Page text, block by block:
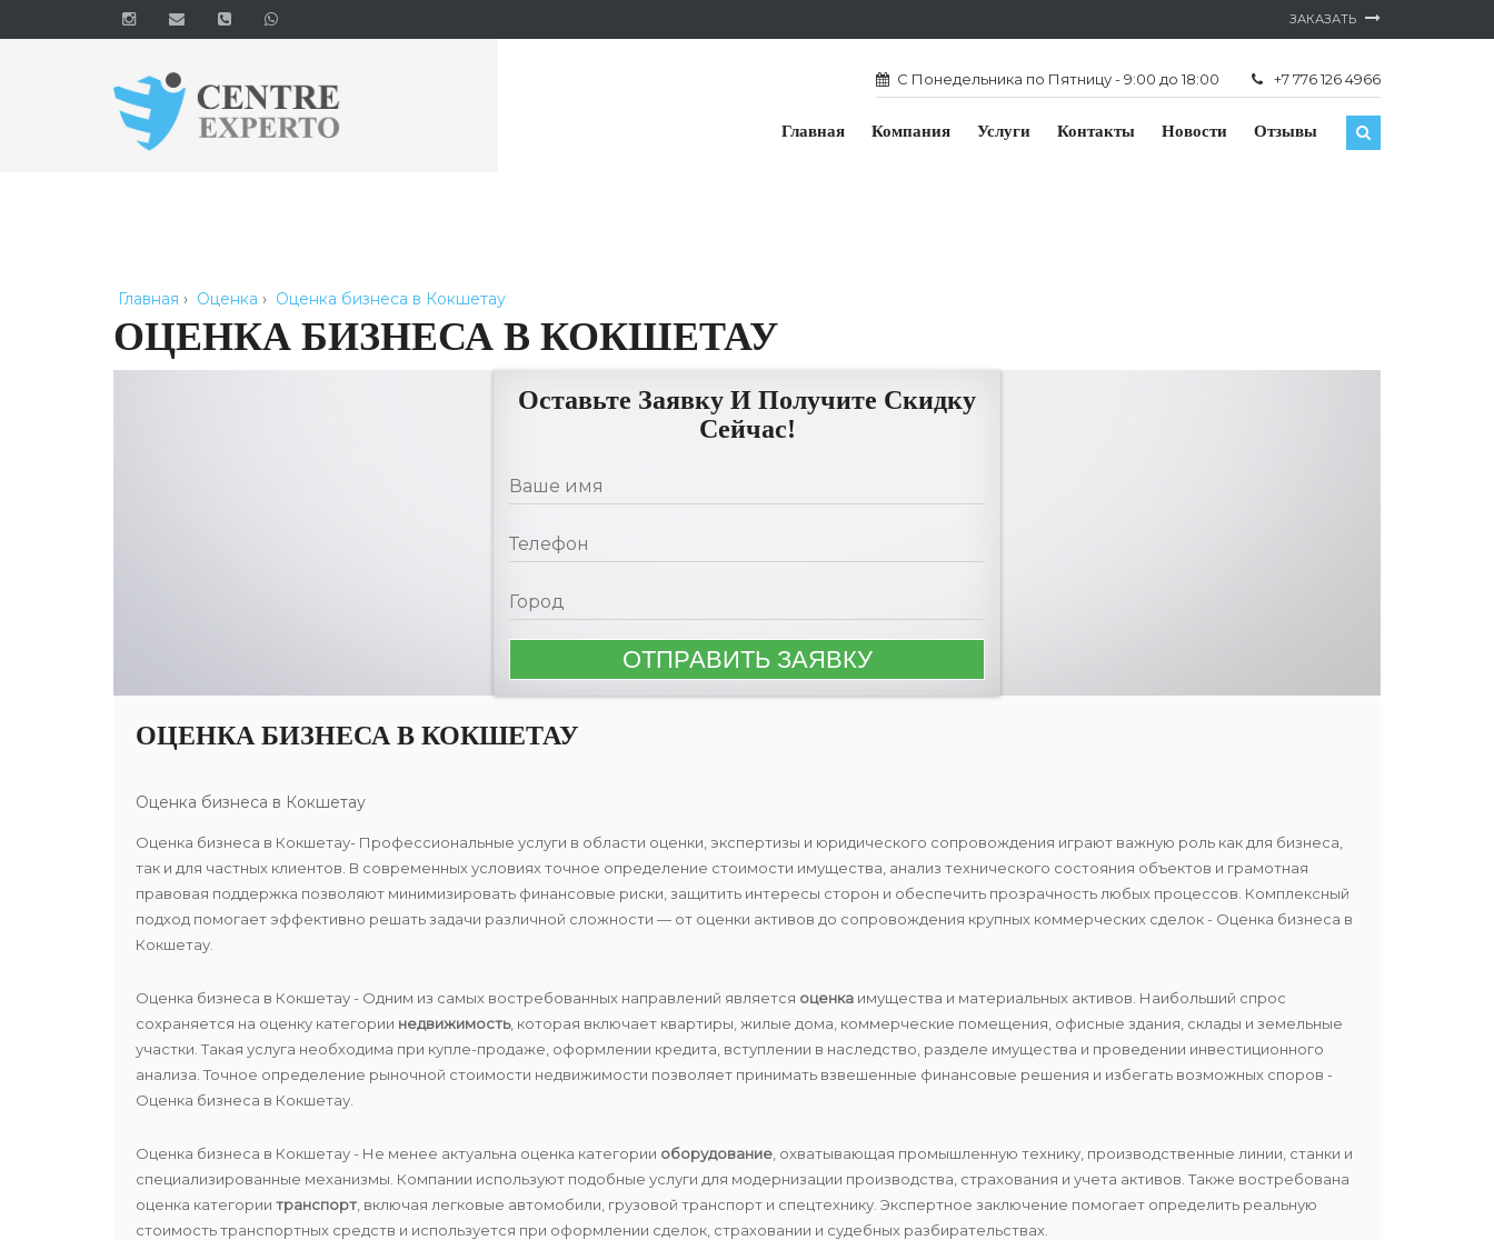
ЗАКАЗАТЬ
С Понедельника по Пятницу - 9:00 до 18:00 +7 776 126 4966
Главная Компания Услуги Контакты Новости Отзывы
Главная › Оценка › Оценка бизнеса в Кокшетау
ОЦЕНКА БИЗНЕСА В КОКШЕТАУ
Оставьте Заявку И Получите Скидку
Сейчас!
ОЦЕНКА БИЗНЕСА В КОКШЕТАУ
Оценка бизнеса в Кокшетау
Оценка бизнеса в Кокшетау- Профессиональные услуги в области оценки, экспертизы и юридического сопровождения играют важную роль как для бизнеса,
так и для частных клиентов. В современных условиях точное определение стоимости имущества, анализ технического состояния объектов и грамотная
правовая поддержка позволяют минимизировать финансовые риски, защитить интересы сторон и обеспечить прозрачность любых процессов. Комплексный
подход помогает эффективно решать задачи различной сложности — от оценки активов до сопровождения крупных коммерческих сделок - Оценка бизнеса в
Кокшетау.
Оценка бизнеса в Кокшетау - Одним из самых востребованных направлений является оценка имущества и материальных активов. Наибольший спрос
сохраняется на оценку категории недвижимость, которая включает квартиры, жилые дома, коммерческие помещения, офисные здания, склады и земельные
участки. Такая услуга необходима при купле-продаже, оформлении кредита, вступлении в наследство, разделе имущества и проведении инвестиционного
анализа. Точное определение рыночной стоимости недвижимости позволяет принимать взвешенные финансовые решения и избегать возможных споров -
Оценка бизнеса в Кокшетау.
Оценка бизнеса в Кокшетау - Не менее актуальна оценка категории оборудование , охватывающая промышленную технику, производственные линии, станки и
специализированные механизмы. Компании используют подобные услуги для модернизации производства, страхования и учета активов. Также востребована
оценка категории транспорт , включая легковые автомобили, грузовой транспорт и спецтехнику. Экспертное заключение помогает определить реальную
стоимость транспортных средств и используется при оформлении сделок, страховании и судебных разбирательствах.